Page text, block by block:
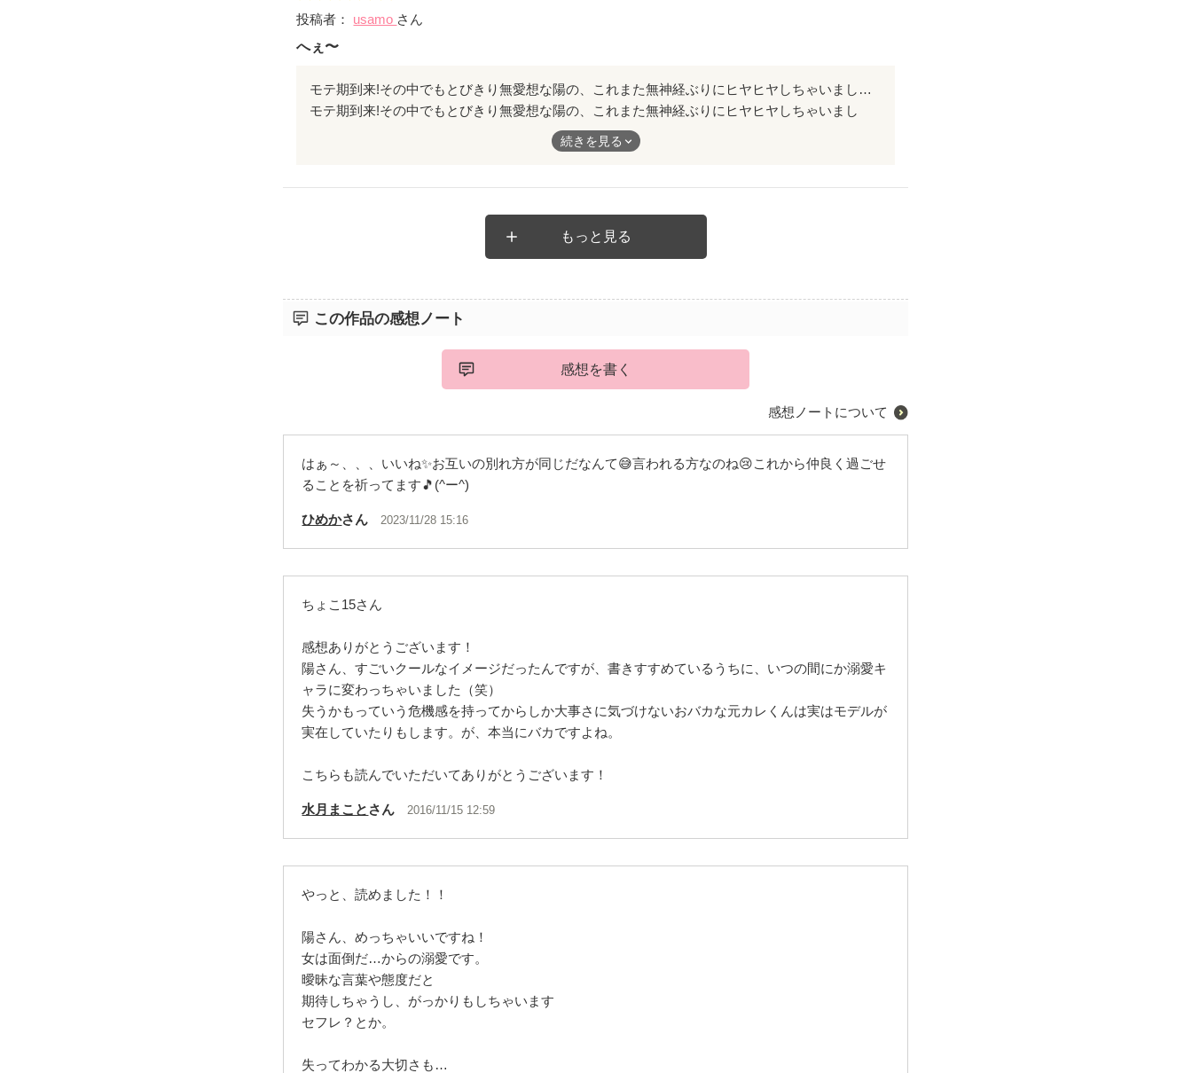
投稿者： usamo さん
へぇ〜
モテ期到来!その中でもとびきり無愛想な陽の、これまた無神経ぶりにヒヤヒヤしちゃいました。だからこそ、陽目線の展開は、ワクワクドキドキして、楽しかった〜。これってハメられてますかね？って読み終わって気付きましたが。気分爽快でした。
モテ期到来!その中でもとびきり無愛想な陽の、これまた無神経ぶりにヒヤヒヤしちゃいまし
た。だからこそ、陽目線の展開は、ワクワクドキドキして、楽しかった〜。これってハメられて
ますかね？って読み終わって気付きましたが。気分爽快でした。
続きを見る
もっと見る
この作品の感想ノート
感想を書く
感想ノートについて
はぁ～、、、いいね✨お互いの別れ方が同じだなんて😅言われる方なのね😢これから仲良く過ごせ
ることを祈ってます🎵(^ー^)
ひめかさん 2023/11/28 15:16
ちょこ15さん
感想ありがとうございます！
陽さん、すごいクールなイメージだったんですが、書きすすめているうちに、いつの間にか溺愛キ
ャラに変わっちゃいました（笑）
失うかもっていう危機感を持ってからしか大事さに気づけないおバカな元カレくんは実はモデルが
実在していたりもします。が、本当にバカですよね。
こちらも読んでいただいてありがとうございます！
水月まこと さん 2016/11/15 12:59
やっと、読めました！！
陽さん、めっちゃいいですね！
女は面倒だ…からの溺愛です。
曖昧な言葉や態度だと
期待しちゃうし、がっかりもしちゃいます
セフレ？とか。
失ってわかる大切さも…